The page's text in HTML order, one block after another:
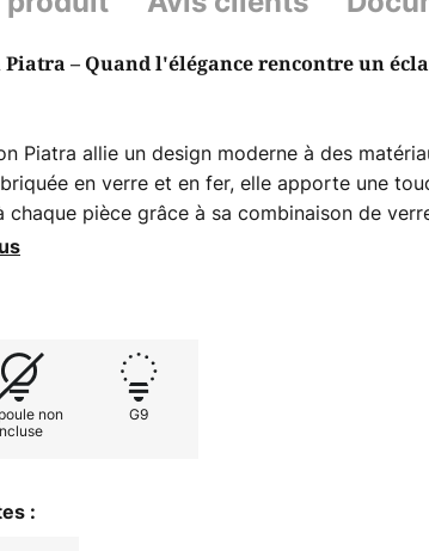
Piatra – Quand l'élégance rencontre un
Piatra allie un design moderne à des
en verre et en fer, elle apporte une
chaque pièce grâce à sa combinaison de
couleur laiton. Sa structure à 3 lampes
d'une intensité variable via un variateur
pouvez créer différentes ambiances, d'une
plus vif. Ses lignes épurées et ses
non
G9
: